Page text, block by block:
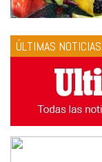
ÚLTIMAS NOTICIAS